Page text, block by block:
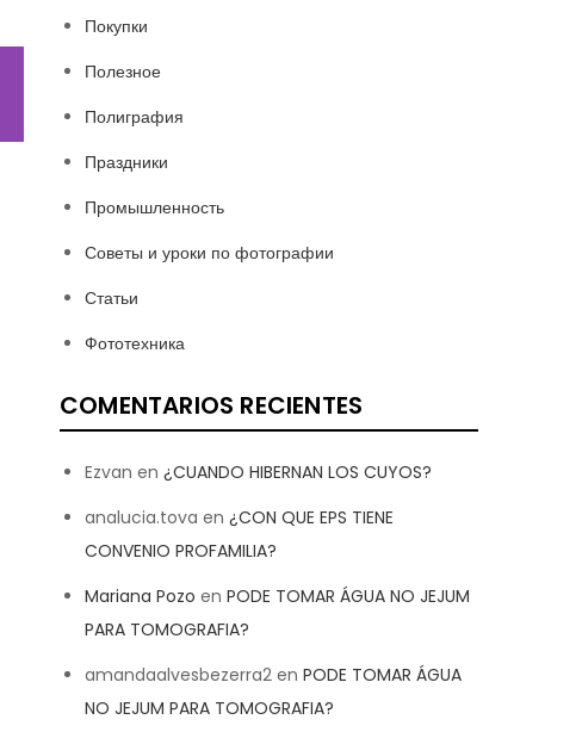
Покупки
Полезное
Полиграфия
Праздники
Промышленность
Советы и уроки по фотографии
Статьи
Фототехника
COMENTARIOS RECIENTES
Ezvan en ¿CUANDO HIBERNAN LOS CUYOS?
analucia.tova en ¿CON QUE EPS TIENE
CONVENIO PROFAMILIA?
Mariana Pozo en PODE TOMAR ÁGUA NO JEJUM
PARA TOMOGRAFIA?
amandaalvesbezerra2 en PODE TOMAR ÁGUA
NO JEJUM PARA TOMOGRAFIA?